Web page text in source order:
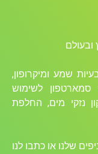
שמע ומיקרופון,
סמארטפון לשימוש
נזקי מים, החלפת
שלנו או כתבו לנו